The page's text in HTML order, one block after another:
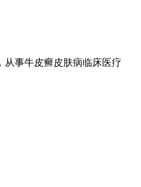
从事牛皮癣皮肤病临床医疗